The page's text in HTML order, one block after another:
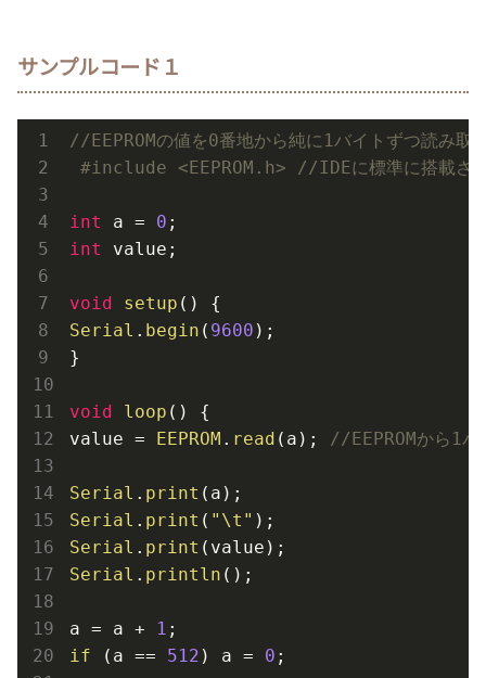
サンプルコード１
//EEPROMの値を0番地から純に1バイトずつ読み取
#include <EEPROM.h> //IDEに標準に搭載さ
int a = 0
int
value;
void setup
Serial . begin ( 9600 );
}
void loop () {
value = EEPROM . read (a); //EEPROMから1バ
Serial . print
Serial . print ( "\t"
Serial . print
Serial . println ();
a = a + 1
if (a == 512 ) a = 0 ;